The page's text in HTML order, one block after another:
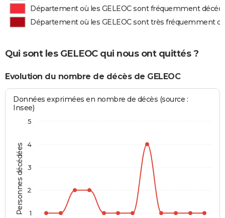
Département où les GELEOC sont fréquemment
Département où les GELEOC sont très fréquemment
Qui sont les GELEOC qui nous ont quittés ?
Evolution du nombre de décès de GELEOC
Personnes décédées
Données exprimées en nombre de décès (source :
Insee)
1
2
3
4
5